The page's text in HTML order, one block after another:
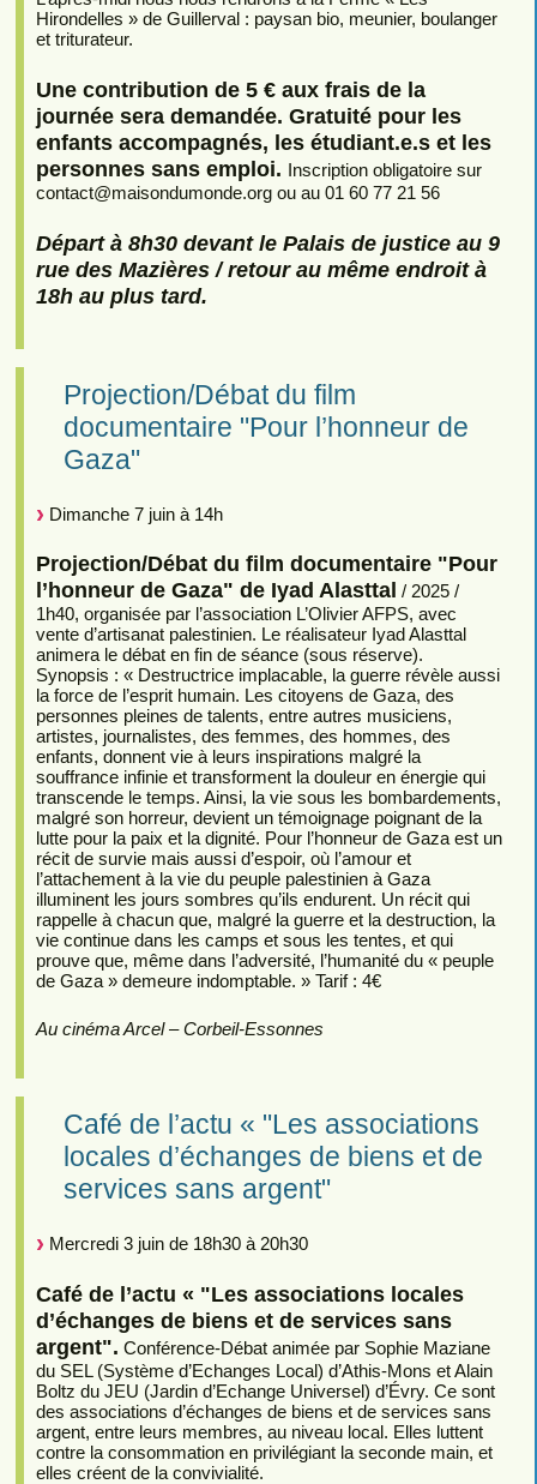
Hirondelles » de Guillerval : paysan bio, meunier, boulanger
et triturateur.
Une contribution de 5 € aux frais de la
journée sera demandée. Gratuité pour les
enfants accompagnés, les étudiant.e.s et les
personnes sans emploi. Inscription obligatoire sur
contact@maisondumonde.org ou au 01 60 77 21 56
Départ à 8h30 devant le Palais de justice au 9
rue des Mazières / retour au même endroit à
18h au plus tard.
Projection/Débat du film
documentaire "Pour l’honneur de
Gaza"
Dimanche 7 juin à 14h
Projection/Débat du film documentaire "Pour
l’honneur de Gaza" de Iyad Alasttal / 2025 /
1h40, organisée par l’association L’Olivier AFPS, avec
vente d’artisanat palestinien. Le réalisateur Iyad Alasttal
animera le débat en fin de séance (sous réserve).
Synopsis : « Destructrice implacable, la guerre révèle aussi
la force de l’esprit humain. Les citoyens de Gaza, des
personnes pleines de talents, entre autres musiciens,
artistes, journalistes, des femmes, des hommes, des
enfants, donnent vie à leurs inspirations malgré la
souffrance infinie et transforment la douleur en énergie qui
transcende le temps. Ainsi, la vie sous les bombardements,
malgré son horreur, devient un témoignage poignant de la
lutte pour la paix et la dignité. Pour l’honneur de Gaza est un
récit de survie mais aussi d’espoir, où l’amour et
l’attachement à la vie du peuple palestinien à Gaza
illuminent les jours sombres qu’ils endurent. Un récit qui
rappelle à chacun que, malgré la guerre et la destruction, la
vie continue dans les camps et sous les tentes, et qui
prouve que, même dans l’adversité, l’humanité du « peuple
de Gaza » demeure indomptable. » Tarif : 4€
Au cinéma Arcel – Corbeil-Essonnes
Café de l’actu « "Les associations
locales d’échanges de biens et de
services sans argent"
Mercredi 3 juin de 18h30 à 20h30
Café de l’actu « "Les associations locales
d’échanges de biens et de services sans
argent". Conférence-Débat animée par Sophie Maziane
du SEL (Système d’Echanges Local) d’Athis-Mons et Alain
Boltz du JEU (Jardin d’Echange Universel) d’Évry. Ce sont
des associations d’échanges de biens et de services sans
argent, entre leurs membres, au niveau local. Elles luttent
contre la consommation en privilégiant la seconde main, et
elles créent de la convivialité.